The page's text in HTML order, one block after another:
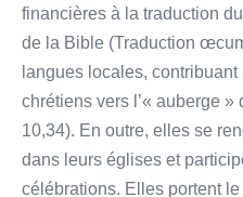
financières à la traduction
de la Bible (Traduction
langues locales,
chrétiens vers l’« auberge
10,34). En outre, elles se
dans leurs églises et
célébrations. Elles portent